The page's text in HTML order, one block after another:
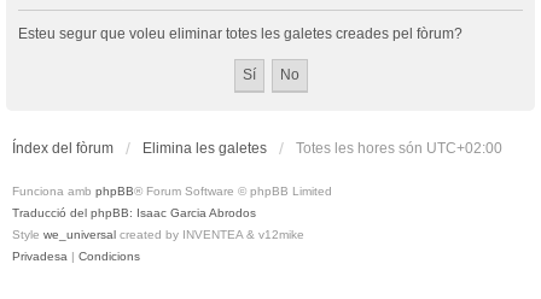
Esteu segur que voleu eliminar totes les galetes creades pel fòrum?
Índex del fòrum Elimina les galetes Totes les hores són UTC+02:00
Funciona amb phpBB® Forum Software © phpBB Limited
Traducció del phpBB: Isaac Garcia Abrodos
Style we_universal created by INVENTEA & v12mike
Privadesa | Condicions